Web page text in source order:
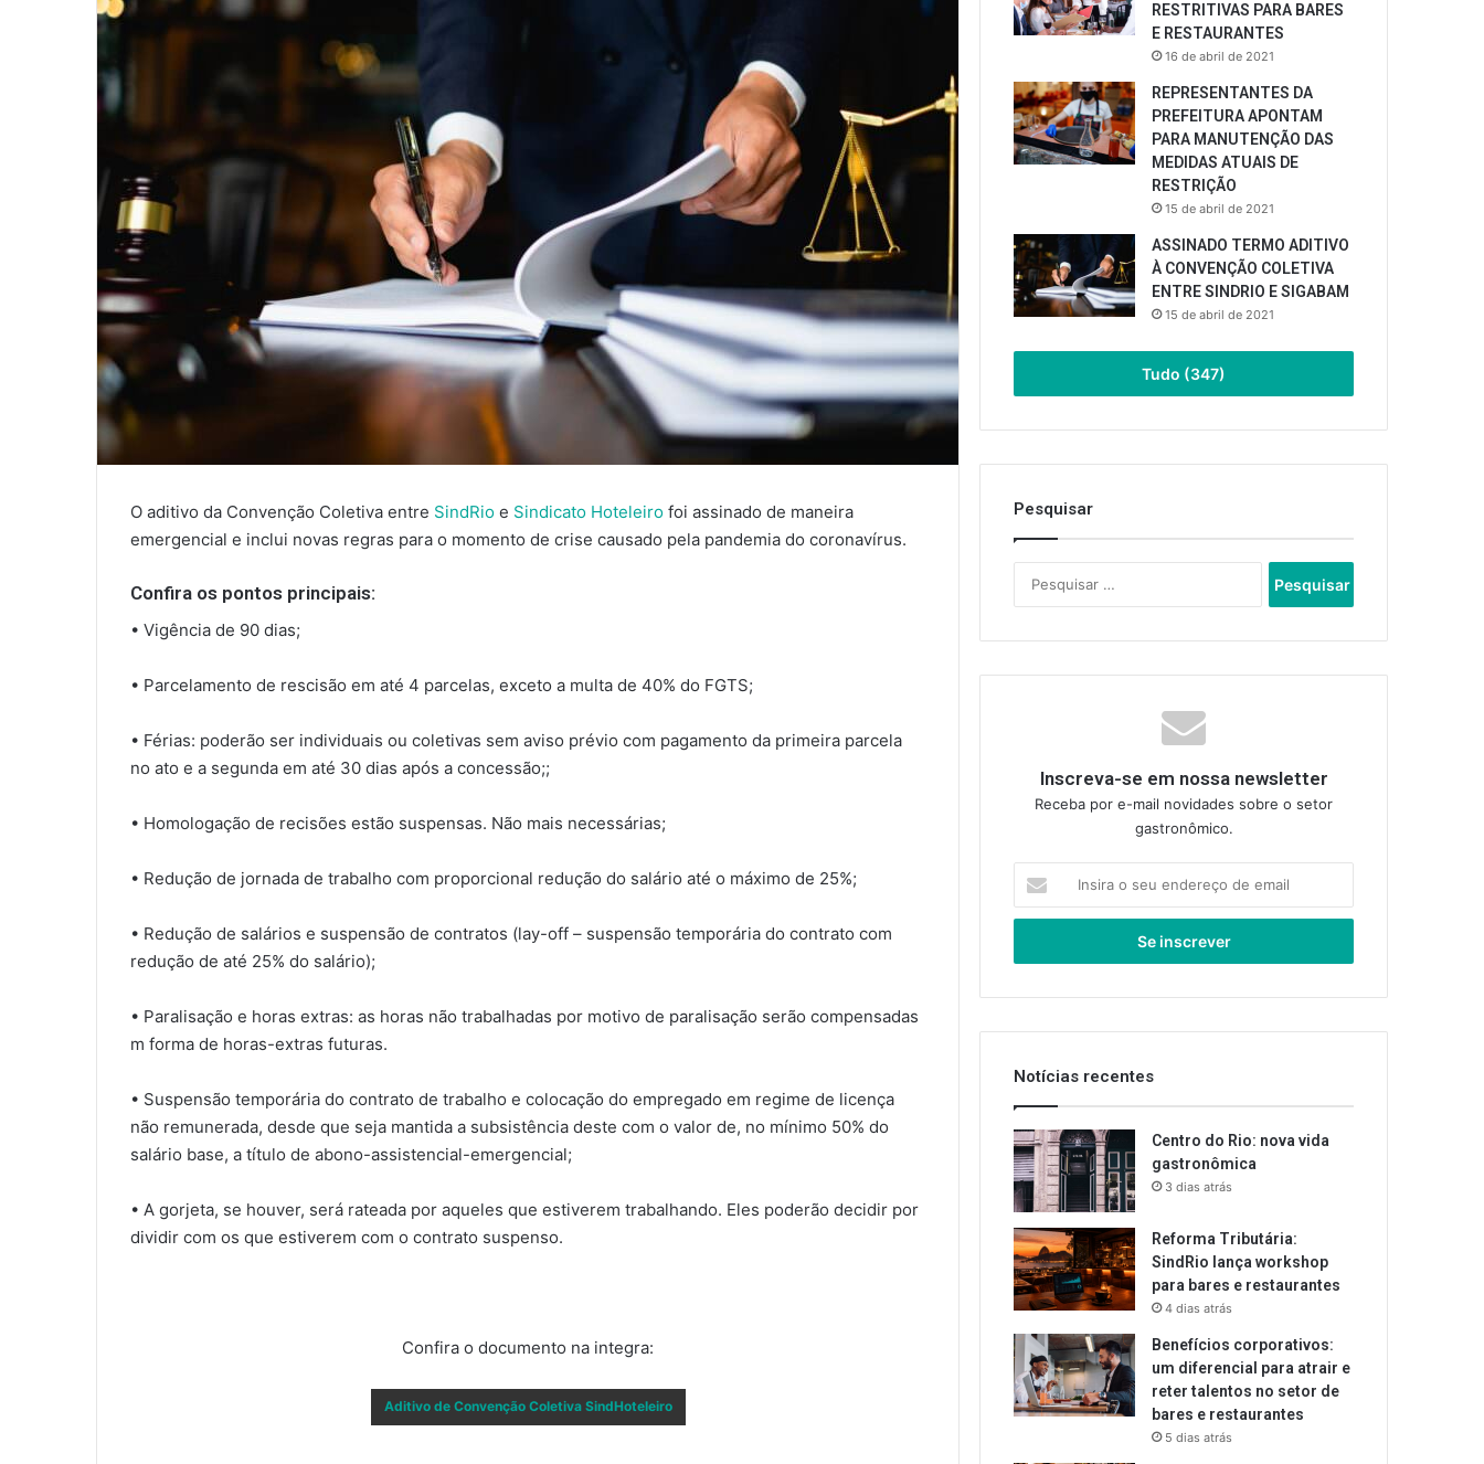
O aditivo da Convenção Coletiva entre SindRio e Sindicato Hoteleiro foi assinado de maneira
emergencial e inclui novas regras para o momento de crise causado pela pandemia do coronavírus.
Confira os pontos principais:
• Vigência de 90 dias;
• Parcelamento de rescisão em até 4 parcelas, exceto a multa de 40% do FGTS;
• Férias: poderão ser individuais ou coletivas sem aviso prévio com pagamento da primeira parcela
no ato e a segunda em até 30 dias após a concessão;;
• Homologação de recisões estão suspensas. Não mais necessárias;
• Redução de jornada de trabalho com proporcional redução do salário até o máximo de 25%;
• Redução de salários e suspensão de contratos (lay-off – suspensão temporária do contrato com
redução de até 25% do salário);
• Paralisação e horas extras: as horas não trabalhadas por motivo de paralisação serão compensadas
m forma de horas-extras futuras.
• Suspensão temporária do contrato de trabalho e colocação do empregado em regime de licença
não remunerada, desde que seja mantida a subsistência deste com o valor de, no mínimo 50% do
salário base, a título de abono-assistencial-emergencial;
• A gorjeta, se houver, será rateada por aqueles que estiverem trabalhando. Eles poderão decidir por
dividir com os que estiverem com o contrato suspenso.
Confira o documento na integra:
Aditivo de Convenção Coletiva SindHoteleiro
RESTRITIVAS PARA BARES
E RESTAURANTES
16 de abril de 2021
REPRESENTANTES DA
PREFEITURA APONTAM
PARA MANUTENÇÃO DAS
MEDIDAS ATUAIS DE
RESTRIÇÃO
15 de abril de 2021
ASSINADO TERMO ADITIVO
À CONVENÇÃO COLETIVA
ENTRE SINDRIO E SIGABAM
15 de abril de 2021
Tudo (347)
Pesquisar
por:
Inscreva-se em nossa newsletter
Receba por e-mail novidades sobre o setor
gastronômico.
seu
de
Notícias recentes
Centro do Rio: nova vida
gastronômica
3 dias atrás
Reforma Tributária:
SindRio lança workshop
para bares e restaurantes
4 dias atrás
Benefícios corporativos:
um diferencial para atrair e
reter talentos no setor de
bares e restaurantes
5 dias atrás